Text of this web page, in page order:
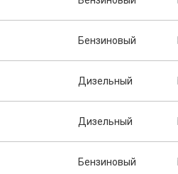
Бензиновый
Дизельный
Дизельный
Бензиновый